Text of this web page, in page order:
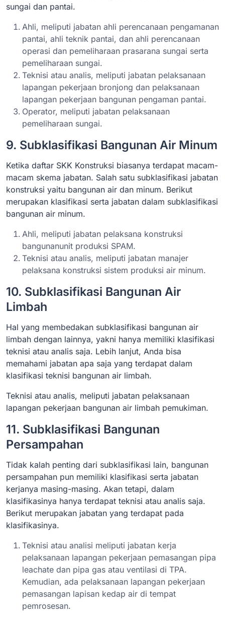
sungai dan pantai.
Ahli, meliputi jabatan ahli perencanaan pengamanan
pantai, ahli teknik pantai, dan ahli perencanaan
operasi dan pemeliharaan prasarana sungai serta
pemeliharaan sungai.
Teknisi atau analis, meliputi jabatan pelaksanaan
lapangan pekerjaan bronjong dan pelaksanaan
lapangan pekerjaan bangunan pengaman pantai.
Operator, meliputi jabatan pelaksanaan
pemeliharaan sungai.
9. Subklasifikasi Bangunan Air Minum
Ketika daftar SKK Konstruksi biasanya terdapat macam-
macam skema jabatan. Salah satu subklasifikasi jabatan
konstruksi yaitu bangunan air dan minum. Berikut
merupakan klasifikasi serta jabatan dalam subklasifikasi
bangunan air minum.
Ahli, meliputi jabatan pelaksana konstruksi
bangunanunit produksi SPAM.
Teknisi atau analis, meliputi jabatan manajer
pelaksana konstruksi sistem produksi air minum.
10. Subklasifikasi Bangunan Air
Limbah
Hal yang membedakan subklasifikasi bangunan air
limbah dengan lainnya, yakni hanya memiliki klasifikasi
teknisi atau analis saja. Lebih lanjut, Anda bisa
memahami jabatan apa saja yang terdapat dalam
klasifikasi teknisi bangunan air limbah.
Teknisi atau analis, meliputi jabatan pelaksanaan
lapangan pekerjaan bangunan air limbah pemukiman.
11. Subklasifikasi Bangunan
Persampahan
Tidak kalah penting dari subklasifikasi lain, bangunan
persampahan pun memiliki klasifikasi serta jabatan
kerjanya masing-masing. Akan tetapi, dalam
klasifikasinya hanya terdapat teknisi atau analis saja.
Berikut merupakan jabatan yang terdapat pada
klasifikasinya.
Teknisi atau analisi meliputi jabatan kerja
pelaksanaan lapangan pekerjaan pemasangan pipa
leachate dan pipa gas atau ventilasi di TPA.
Kemudian, ada pelaksanaan lapangan pekerjaan
pemasangan lapisan kedap air di tempat
pemrosesan.